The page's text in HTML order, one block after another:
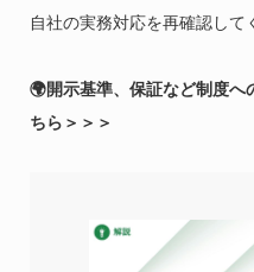
自社の実務対応を再確認して
🌍開示基準、保証など制度へ
ちら＞＞＞